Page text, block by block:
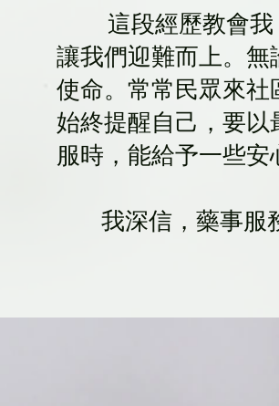
這段經歷教會我
讓我們迎難而上。
使命。常常民眾來
始終提醒自己，要
服時，能給予一些安
我深信，藥事服